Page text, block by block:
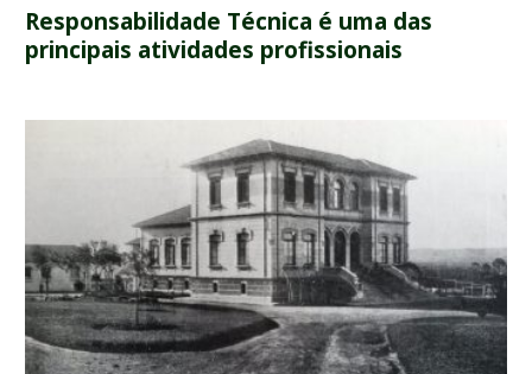
Responsabilidade Técnica é uma das
principais atividades profissionais